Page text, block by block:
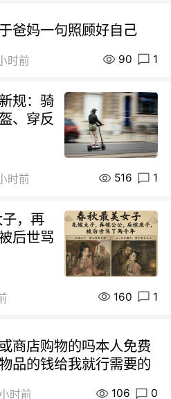
爸妈一句照顾好自己
时前 90 1
规：骑
、穿反
时前 516 1
，再
后世骂
160 1
商店购物的吗本人免费
品的钱给我就行需要的
时前 106 0